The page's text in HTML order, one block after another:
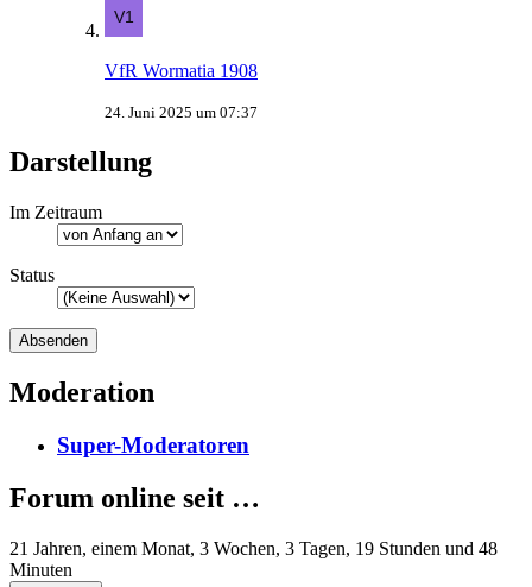
VfR Wormatia 1908
24. Juni 2025 um 07:37
Darstellung
Im Zeitraum
Status
Moderation
Super-Moderatoren
Forum online seit …
21 Jahren, einem Monat, 3 Wochen, 3 Tagen, 19 Stunden und 48
Minuten